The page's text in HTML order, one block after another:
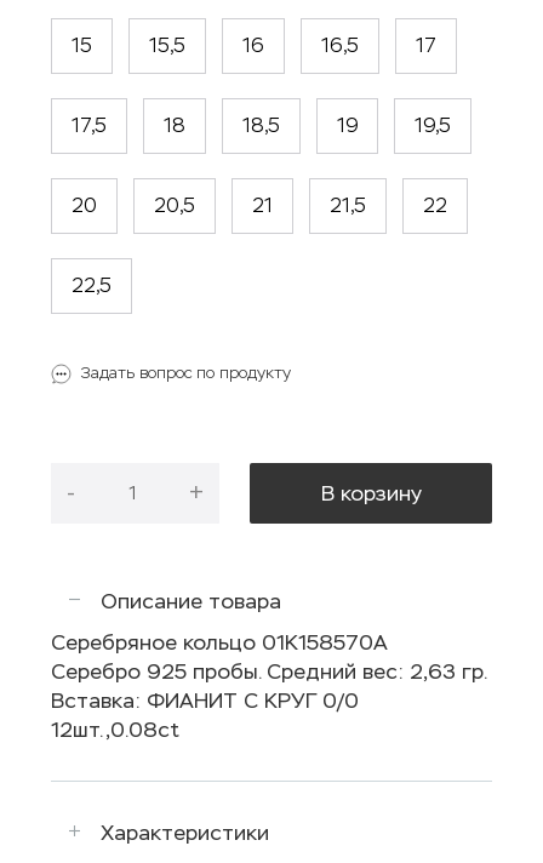
15 15,5 16 16,5 17
17,5 18 18,5 19 19,5
20 20,5 21 21,5 22
22,5
Задать вопрос по продукту
- + В корзину
Описание товара
Серебряное кольцо 01К158570А
Серебро 925 пробы. Средний вес: 2,63 гр.
Вставка: ФИАНИТ С КРУГ 0/0
12шт.,0.08ct
Характеристики